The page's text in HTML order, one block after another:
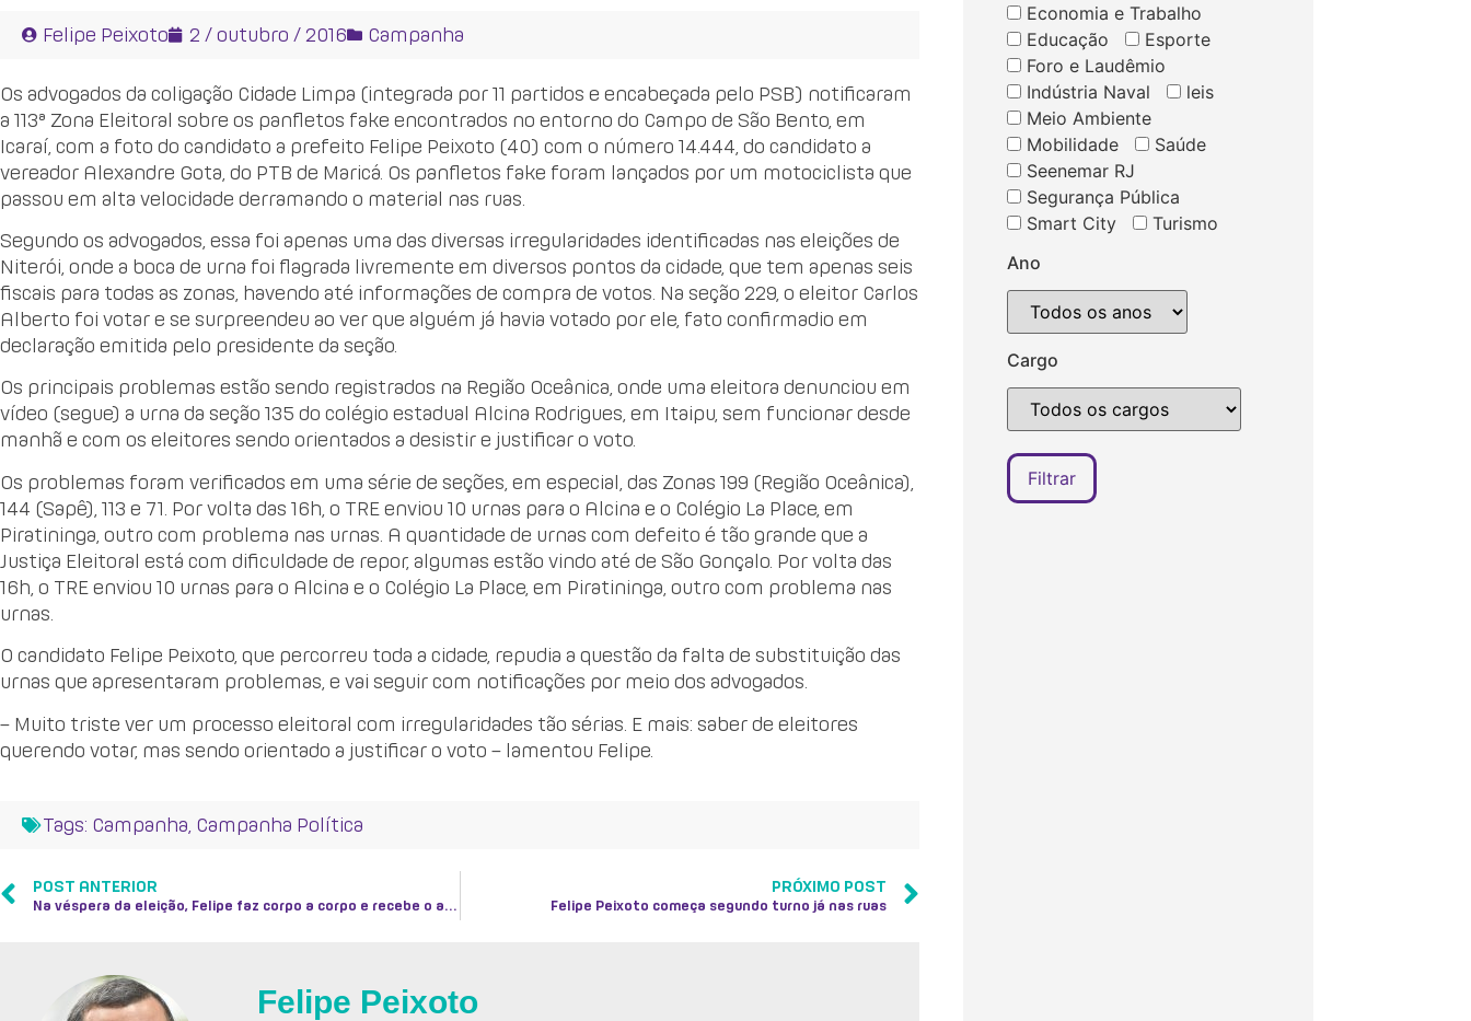
Felipe Peixoto 2 / outubro / 2016 Campanha
Os advogados da coligação Cidade Limpa (integrada por 11 partidos e encabeçada pelo PSB) notificaram
a 113ª Zona Eleitoral sobre os panfletos fake encontrados no entorno do Campo de São Bento, em
Icaraí, com a foto do candidato a prefeito Felipe Peixoto (40) com o número 14.444, do candidato a
vereador Alexandre Gota, do PTB de Maricá. Os panfletos fake foram lançados por um motociclista que
passou em alta velocidade derramando o material nas ruas.
Segundo os advogados, essa foi apenas uma das diversas irregularidades identificadas nas eleições de
Niterói, onde a boca de urna foi flagrada livremente em diversos pontos da cidade, que tem apenas seis
fiscais para todas as zonas, havendo até informações de compra de votos. Na seção 229, o eleitor Carlos
Alberto foi votar e se surpreendeu ao ver que alguém já havia votado por ele, fato confirmadio em
declaração emitida pelo presidente da seção.
Os principais problemas estão sendo registrados na Região Oceânica, onde uma eleitora denunciou em
vídeo (segue) a urna da seção 135 do colégio estadual Alcina Rodrigues, em Itaipu, sem funcionar desde
manhã e com os eleitores sendo orientados a desistir e justificar o voto.
Os problemas foram verificados em uma série de seções, em especial, das Zonas 199 (Região Oceânica),
144 (Sapê), 113 e 71. Por volta das 16h, o TRE enviou 10 urnas para o Alcina e o Colégio La Place, em
Piratininga, outro com problema nas urnas. A quantidade de urnas com defeito é tão grande que a
Justiça Eleitoral está com dificuldade de repor, algumas estão vindo até de São Gonçalo. Por volta das
16h, o TRE enviou 10 urnas para o Alcina e o Colégio La Place, em Piratininga, outro com problema nas
urnas.
O candidato Felipe Peixoto, que percorreu toda a cidade, repudia a questão da falta de substituição das
urnas que apresentaram problemas, e vai seguir com notificações por meio dos advogados.
– Muito triste ver um processo eleitoral com irregularidades tão sérias. E mais: saber de eleitores
querendo votar, mas sendo orientado a justificar o voto – lamentou Felipe.
Tags: Campanha Campanha Política
POST ANTERIOR
Na véspera da eleição, Felipe faz corpo a corpo e recebe o apoio e a torcida de eleitores
PRÓXIMO POST
Felipe Peixoto começa segundo turno já nas ruas
Felipe Peixoto
Economia e Trabalho
Educação
Esporte
Foro e Laudêmio
Indústria Naval
leis
Meio Ambiente
Mobilidade
Saúde
Seenemar RJ
Segurança Pública
Smart City
Turismo
Ano
Cargo